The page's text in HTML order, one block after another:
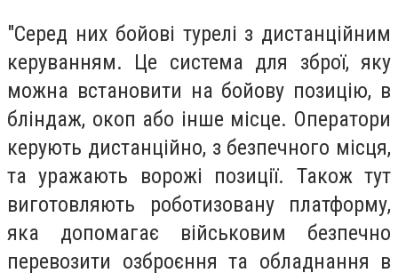
"Серед них бойові турелі з дистанційним
керуванням. Це система для зброї, яку
можна встановити на бойову позицію, в
бліндаж, окоп або інше місце. Оператори
керують дистанційно, з безпечного місця,
та уражають ворожі позиції. Також тут
виготовляють роботизовану платформу,
яка допомагає військовим безпечно
перевозити озброєння та обладнання в